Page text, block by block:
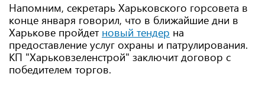
Напомним, секретарь Харьковского горсовета в
конце января говорил, что в ближайшие дни в
Харькове пройдет новый тендер на
предоставление услуг охраны и патрулирования.
КП "Харьковзеленстрой" заключит договор с
победителем торгов.